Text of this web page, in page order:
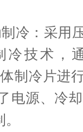
：采用压
冷技术，
制冷片进
电源、冷